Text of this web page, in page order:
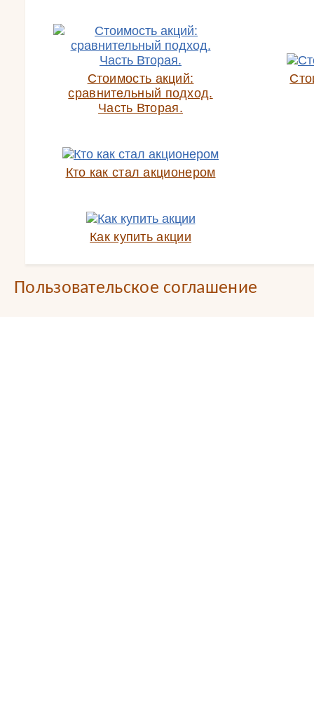
Стоимость акций:
сравнительный подход.
Часть Вторая.
Кто как стал акционером
Как купить акции
Пользовательское соглашение